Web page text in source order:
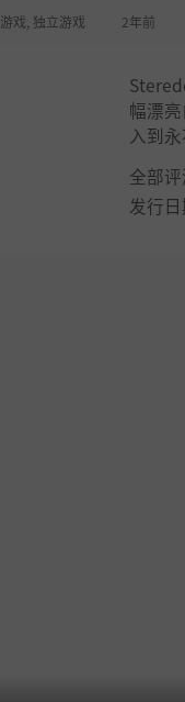
戏 独立游戏 2年前
幅漂
入到
全部评
发行